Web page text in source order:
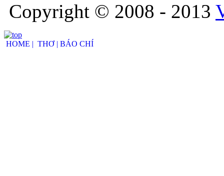
Copyright © 2008 - 2013
HOME | THƠ | BÁO CHÍ